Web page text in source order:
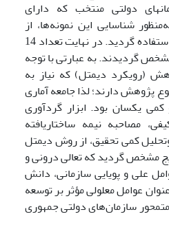
دولتی منتخب که دارای
شناسایی این نمونه‌ها، از
روش نمونه­گیری هدفمند استفاده گردید. در نهایت تعداد 14
گردیدند. به عبارتی با توجه
(رویکرد دیمتل) که نیاز به
پژوهش دارند؛ لذا جامعه آماری
یکسان بود. ابزار گردآوری
مصاحبه نیمه ساختاریافته
کمی تحقیق، از روش دیمتل
مشخص گردید که تعالی درونی و
علی و پویایی سازمانی، دانش
عوامل معلولی مؤثر بر توسعه
سازمان‌های دولتی جمهوری